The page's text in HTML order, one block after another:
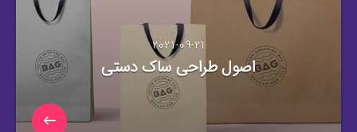
2021-09-21
اصول طراحی ساک دستی